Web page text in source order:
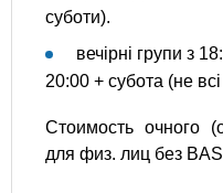
суботи).
вечірні групи з
20:00 + субота (не
Стоимость очного
для физ. лиц без